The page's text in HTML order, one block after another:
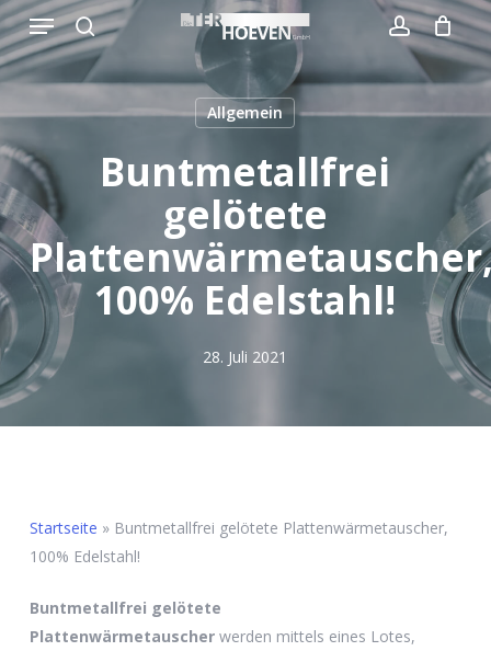
Skip
to
main
search account
Menu
Warenkorb Close
Cart
Allgemein
Buntmetallfrei
gelötete
100% Edelstahl!
28. Juli 2021
Startseite » Buntmetallfrei gelötete Plattenwärmetauscher,
100% Edelstahl!
Buntmetallfrei gelötete
Plattenwärmetauscherwerden mittels eines Lotes,